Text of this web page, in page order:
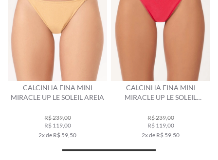
CALCINHA FINA MINI
MIRACLE UP LE SOLEIL AREIA
R$ 239,00
R$ 119,00
2x de R$ 59,50
CALCINHA FINA MINI
MIRACLE UP LE SOLEIL
R$ 239,00
R$ 119,00
2x de R$ 59,50